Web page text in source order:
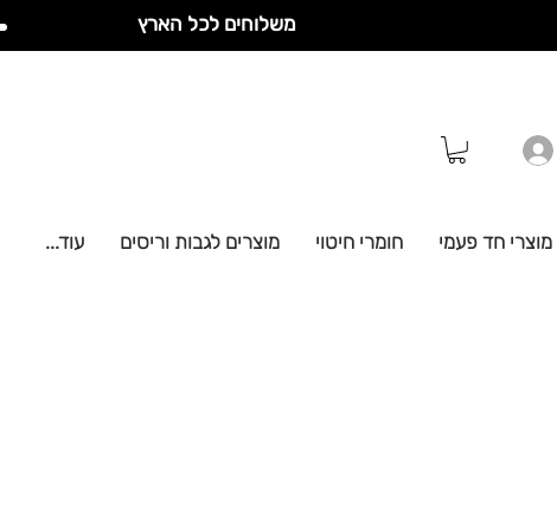
משלוחים לכל הארץ
מוצרי חד פעמי חומרי חיטוי מוצרים לגבות וריסים עוד...